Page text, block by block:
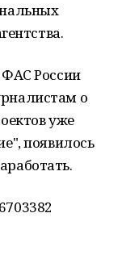
ФАС России
о
уже
появилось